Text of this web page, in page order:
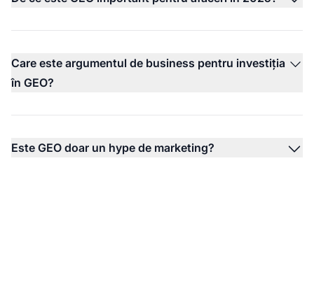
Care este argumentul de business pentru investiția
în GEO?
Este GEO doar un hype de marketing?